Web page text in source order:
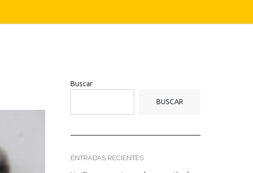
Buscar
BUSCAR
ENTRADAS RECIENTES